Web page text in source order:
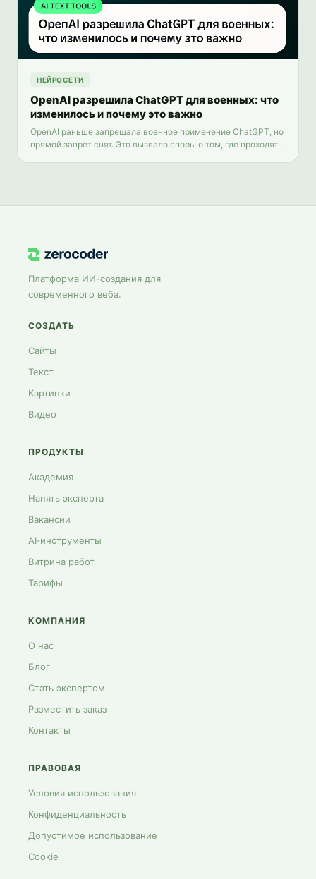
НЕЙРОСЕТИ
OpenAI разрешила ChatGPT для военных: что
изменилось и почему это важно
OpenAI раньше запрещала военное применение ChatGPT, но
прямой запрет снят. Это вызвало споры о том, где проходят
Платформа ИИ-создания для
современного веба.
СОЗДАТЬ
Сайты
Текст
Картинки
Видео
ПРОДУКТЫ
Академия
Нанять эксперта
Вакансии
AI‑инструменты
Витрина работ
Тарифы
КОМПАНИЯ
О нас
Блог
Стать экспертом
Разместить заказ
Контакты
ПРАВОВАЯ
Условия использования
Конфиденциальность
Допустимое использование
Cookie